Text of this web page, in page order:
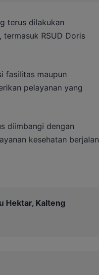
terus dilakukan
RSUD Doris
fasilitas maupun
pelayanan yang
diimbangi dengan
kesehatan berjalan
Hektar, Kalteng